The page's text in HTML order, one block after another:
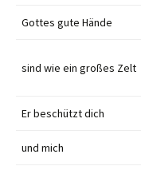
Gottes gute Hände
sind wie ein großes Zelt
Er beschützt dich
und mich